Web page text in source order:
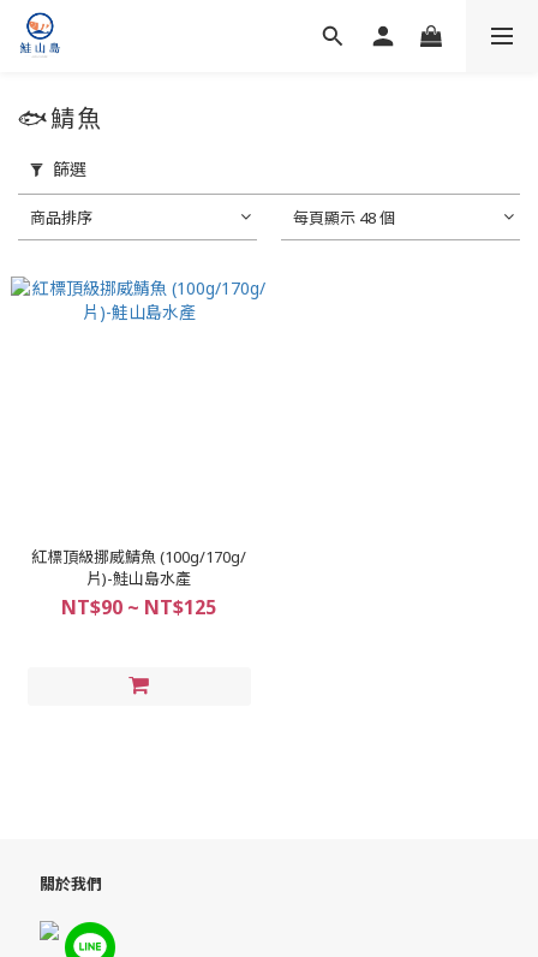
🐟鯖魚
篩選
商品排序 每頁顯示 48 個
紅標頂級挪威鯖魚 (100g/170g/
片)-鮭山島水產
NT$90 ~ NT$125
關於我們